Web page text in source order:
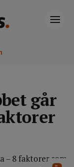
går